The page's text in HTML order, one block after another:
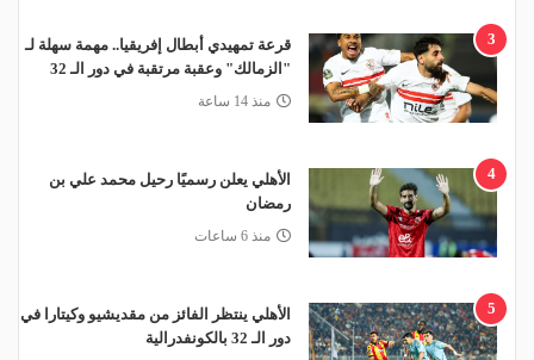
3
قرعة تمهيدي أبطال إفريقيا.. مهمة سهلة لـ
"الزمالك" وعقبة مرتقبة في دور الـ 32
منذ 14 ساعة
4
الأهلي يعلن رسميًا رحيل محمد علي بن
رمضان
منذ 6 ساعات
5
الأهلي ينتظر الفائز من مقديشيو وكيتارا في
دور الـ 32 بالكونفدرالية